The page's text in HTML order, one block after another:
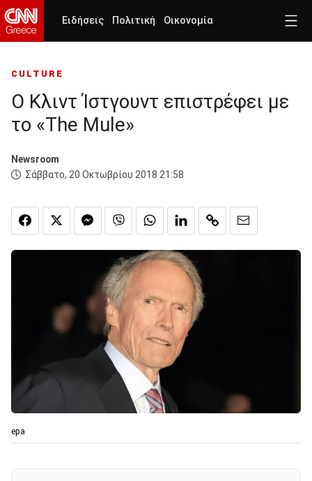
Ειδήσεις Πολιτική Οικονομία
CULTURE
O Κλιντ Ίστγουντ επιστρέφει με
το «The Mule»
Newsroom
Σάββατο, 20 Οκτωβρίου 2018 21:58
epa